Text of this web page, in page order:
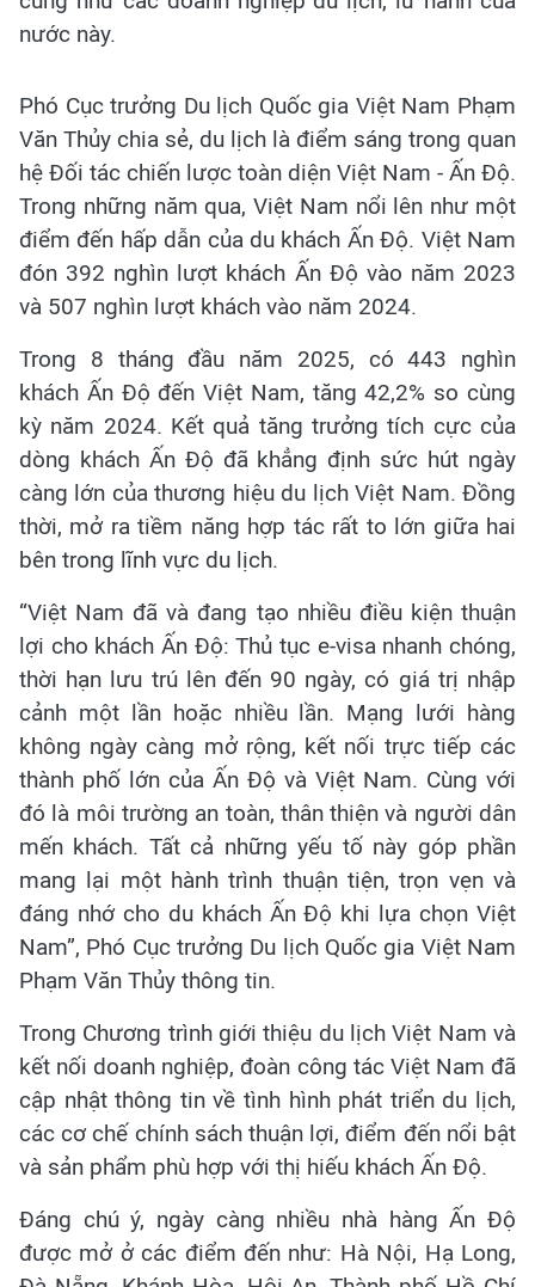
nước này.
Phó Cục trưởng Du lịch Quốc gia Việt Nam Phạm
Văn Thủy chia sẻ, du lịch là điểm sáng trong quan
hệ Đối tác chiến lược toàn diện Việt Nam - Ấn Độ.
Trong những năm qua, Việt Nam nổi lên như một
điểm đến hấp dẫn của du khách Ấn Độ. Việt Nam
đón 392 nghìn lượt khách Ấn Độ vào năm 2023
và 507 nghìn lượt khách vào năm 2024.
Trong 8 tháng đầu năm 2025, có 443 nghìn
khách Ấn Độ đến Việt Nam, tăng 42,2% so cùng
kỳ năm 2024. Kết quả tăng trưởng tích cực của
dòng khách Ấn Độ đã khẳng định sức hút ngày
càng lớn của thương hiệu du lịch Việt Nam. Đồng
thời, mở ra tiềm năng hợp tác rất to lớn giữa hai
bên trong lĩnh vực du lịch.
“Việt Nam đã và đang tạo nhiều điều kiện thuận
lợi cho khách Ấn Độ: Thủ tục e-visa nhanh chóng,
thời hạn lưu trú lên đến 90 ngày, có giá trị nhập
cảnh một lần hoặc nhiều lần. Mạng lưới hàng
không ngày càng mở rộng, kết nối trực tiếp các
thành phố lớn của Ấn Độ và Việt Nam. Cùng với
đó là môi trường an toàn, thân thiện và người dân
mến khách. Tất cả những yếu tố này góp phần
mang lại một hành trình thuận tiện, trọn vẹn và
đáng nhớ cho du khách Ấn Độ khi lựa chọn Việt
Nam”, Phó Cục trưởng Du lịch Quốc gia Việt Nam
Phạm Văn Thủy thông tin.
Trong Chương trình giới thiệu du lịch Việt Nam và
kết nối doanh nghiệp, đoàn công tác Việt Nam đã
cập nhật thông tin về tình hình phát triển du lịch,
các cơ chế chính sách thuận lợi, điểm đến nổi bật
và sản phẩm phù hợp với thị hiếu khách Ấn Độ.
Đáng chú ý, ngày càng nhiều nhà hàng Ấn Độ
được mở ở các điểm đến như: Hà Nội, Hạ Long,